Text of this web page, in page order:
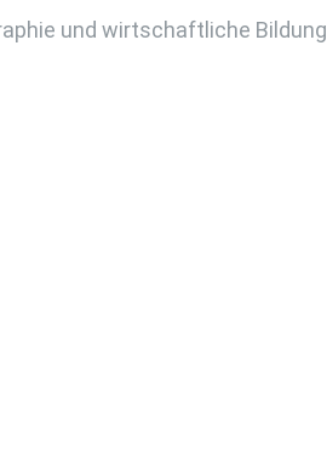
und wirtschaftliche Bildung